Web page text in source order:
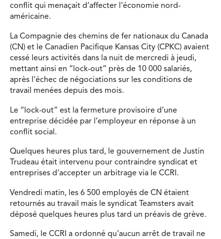
conflit qui menaçait d’affecter l’économie nord-
américaine.
La Compagnie des chemins de fer nationaux du Canada
(CN) et le Canadien Pacifique Kansas City (CPKC) avaient
cessé leurs activités dans la nuit de mercredi à jeudi,
mettant ainsi en “lock-out” près de 10 000 salariés,
après l’échec de négociations sur les conditions de
travail menées depuis des mois.
Le “lock-out” est la fermeture provisoire d’une
entreprise décidée par l’employeur en réponse à un
conflit social.
Quelques heures plus tard, le gouvernement de Justin
Trudeau était intervenu pour contraindre syndicat et
entreprises d’accepter un arbitrage via le CCRI.
Vendredi matin, les 6 500 employés de CN étaient
retournés au travail mais le syndicat Teamsters avait
déposé quelques heures plus tard un préavis de grève.
Samedi, le CCRI a ordonné qu’aucun arrêt de travail ne